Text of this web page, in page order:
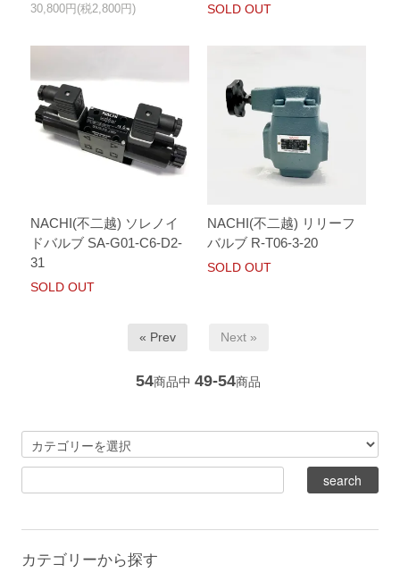
30,800円(税2,800円) SOLD OUT
NACHI(不二越) ソレノイ
ドバルブ SA-G01-C6-D2-
31
SOLD OUT
NACHI(不二越) リリーフ
バルブ R-T06-3-20
SOLD OUT
« Prev Next »
54商品中 49-54商品
カテゴリーから探す